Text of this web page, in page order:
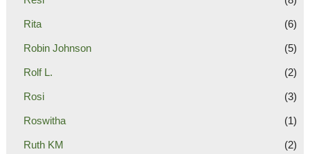
Rita (6)
Robin Johnson (5)
Rolf L. (2)
Rosi (3)
Roswitha (1)
Ruth KM (2)